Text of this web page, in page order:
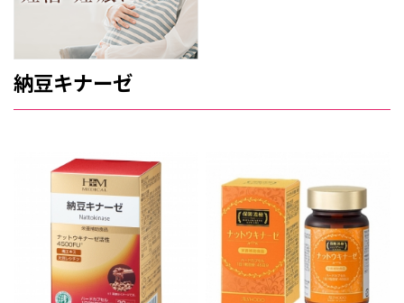
納豆キナーゼ